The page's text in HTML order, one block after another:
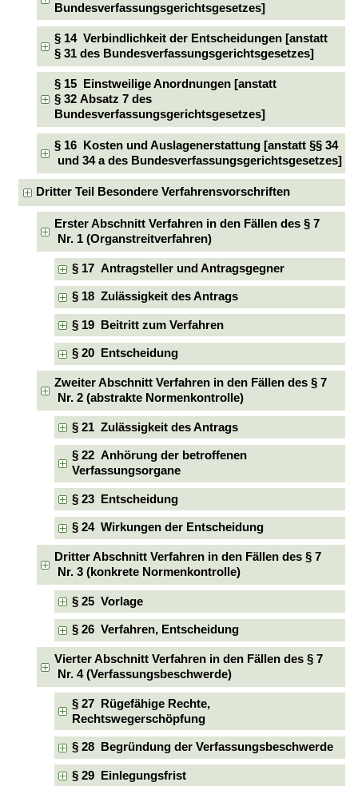
Bundesverfassungsgerichtsgesetzes]
§ 14 Verbindlichkeit der Entscheidungen [anstatt
§ 31 des Bundesverfassungsgerichtsgesetzes]
§ 15 Einstweilige Anordnungen [anstatt
§ 32 Absatz 7 des
Bundesverfassungsgerichtsgesetzes]
§ 16 Kosten und Auslagenerstattung [anstatt §§ 34
und 34 a des Bundesverfassungsgerichtsgesetzes]
Dritter Teil Besondere Verfahrensvorschriften
Erster Abschnitt Verfahren in den Fällen des § 7
Nr. 1 (Organstreitverfahren)
§ 17 Antragsteller und Antragsgegner
§ 18 Zulässigkeit des Antrags
§ 19 Beitritt zum Verfahren
§ 20 Entscheidung
Zweiter Abschnitt Verfahren in den Fällen des § 7
Nr. 2 (abstrakte Normenkontrolle)
§ 21 Zulässigkeit des Antrags
§ 22 Anhörung der betroffenen
Verfassungsorgane
§ 23 Entscheidung
§ 24 Wirkungen der Entscheidung
Dritter Abschnitt Verfahren in den Fällen des § 7
Nr. 3 (konkrete Normenkontrolle)
§ 25 Vorlage
§ 26 Verfahren, Entscheidung
Vierter Abschnitt Verfahren in den Fällen des § 7
Nr. 4 (Verfassungsbeschwerde)
§ 27 Rügefähige Rechte,
Rechtswegerschöpfung
§ 28 Begründung der Verfassungsbeschwerde
§ 29 Einlegungsfrist